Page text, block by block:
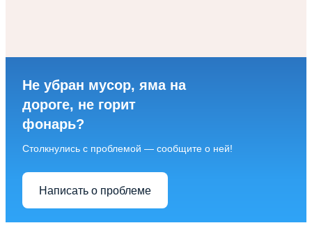
Не убран мусор, яма на
дороге, не горит
фонарь?
Столкнулись с проблемой — сообщите о ней!
Написать о проблеме